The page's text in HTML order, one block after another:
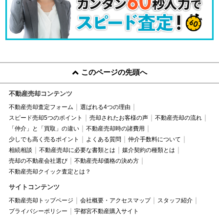
このページの先頭へ
不動産売却コンテンツ
不動産売却査定フォーム
選ばれる4つの理由
スピード売却5つのポイント
売却されたお客様の声
不動産売却の流れ
「仲介」と「買取」の違い
不動産売却時の諸費用
少しでも高く売るポイント
よくある質問
仲介手数料について
相続相談
不動産売却に必要な書類とは
媒介契約の種類とは
売却の不動産会社選び
不動産売却価格の決め方
不動産売却クイック査定とは？
サイトコンテンツ
不動産売却トップページ 会社概要・アクセスマップ
スタッフ紹介
プライバシーポリシー
宇都宮不動産購入サイト